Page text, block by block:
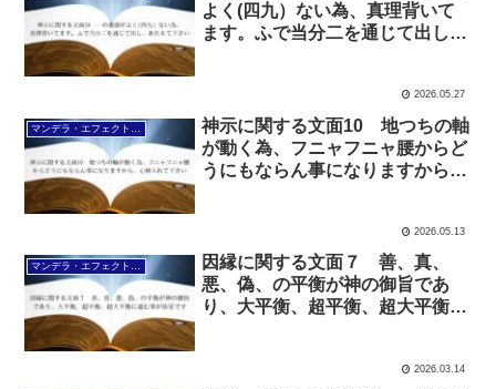
よく(四九）ない為、真理背いて
ます。ふで当分二を通じて出し、
2026.05.27
神示に関する文面10 地つちの軸
が動く為、フニャフニャ腰からど
うにもならん事になりますから、
2026.05.13
因縁に関する文面７ 善、真、
悪、偽、の平衡が神の御旨であ
り、大平衡、超平衡、超大平衡に
2026.03.14